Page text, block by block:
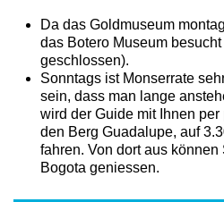
Da das Goldmuseum
das Botero Museum
geschlossen).
Sonntags ist Monserrate
sein, dass man lange
wird der Guide mit Ihnen
den Berg Guadalupe, auf
fahren. Von dort aus
Bogota geniessen.